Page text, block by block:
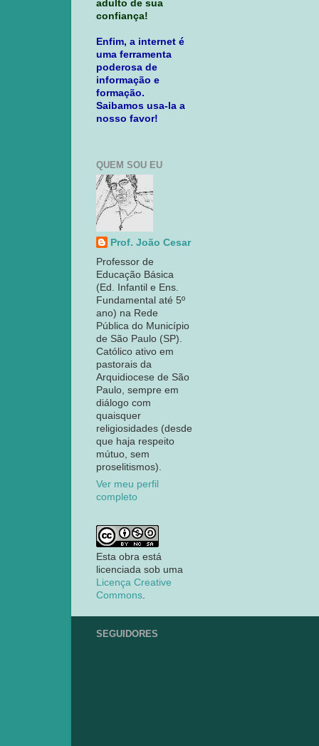
adulto de sua
confiança!
Enfim, a internet é
uma ferramenta
poderosa de
informação e
formação.
Saibamos usa-la a
nosso favor!
QUEM SOU EU
Prof. João Cesar
Professor de
Educação Básica
(Ed. Infantil e Ens.
Fundamental até 5º
ano) na Rede
Pública do Município
de São Paulo (SP).
Católico ativo em
pastorais da
Arquidiocese de São
Paulo, sempre em
diálogo com
quaisquer
religiosidades (desde
que haja respeito
mútuo, sem
proselitismos).
Ver meu perfil
completo
Esta obra está
licenciada sob uma
Licença Creative
Commons.
SEGUIDORES